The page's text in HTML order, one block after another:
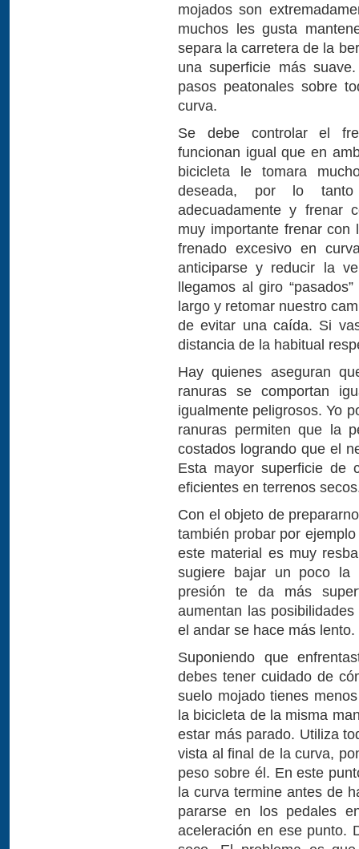
mojados son
muchos les gusta
separa la carretera de la
una superficie más
pasos peatonales sobre
curva.
Se debe controlar el
funcionan igual que en
bicicleta le tomara
deseada, por lo
adecuadamente y frenar
muy importante frenar
frenado excesivo en
anticiparse y reducir la
llegamos al giro
largo y retomar nuestro
de evitar una caída. Si
distancia de la habitual
Hay quienes aseguran
ranuras se comportan
igualmente peligrosos. Yo
ranuras permiten que la
costados logrando que el
Esta mayor superficie de
eficientes en terrenos
Con el objeto de
también probar por
este material es muy
sugiere bajar un poco la
presión te da más
aumentan las
el andar se hace más
Suponiendo que
debes tener cuidado de
suelo mojado tienes
la bicicleta de la misma
estar más parado. Utiliza
vista al final de la curva,
peso sobre él. En este
la curva termine antes de
pararse en los pedales
aceleración en ese punto.